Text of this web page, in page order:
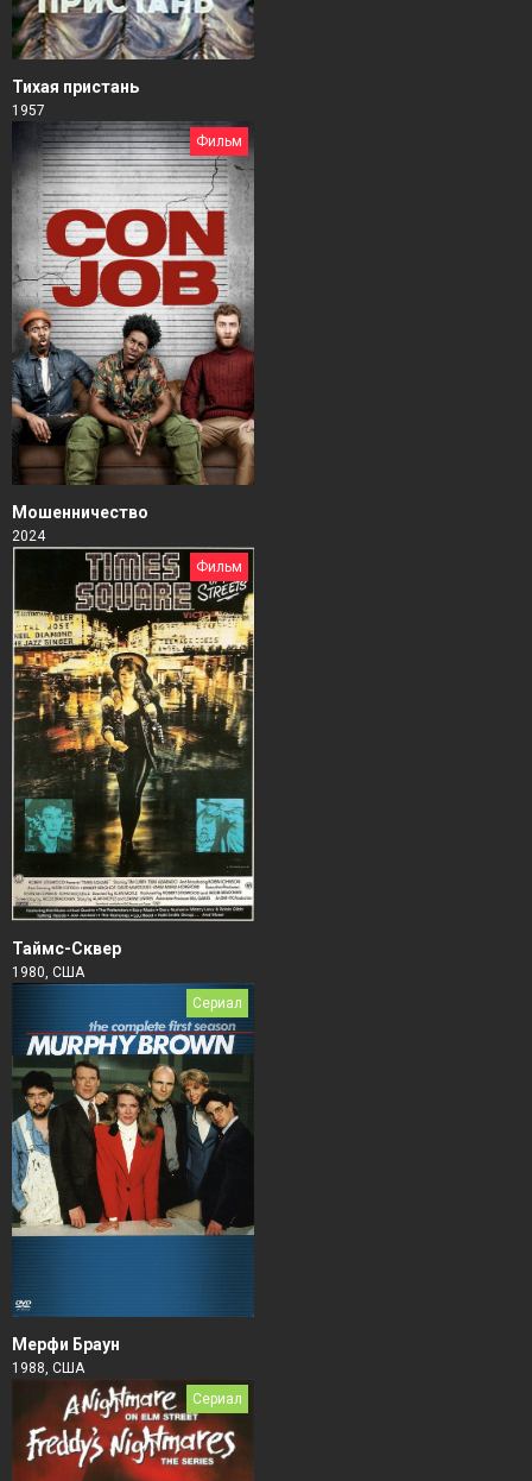
Тихая пристань
1957
Фильм
Мошенничество
2024
Фильм
Таймс-Сквер
1980, США
Сериал
Мерфи Браун
1988, США
Сериал